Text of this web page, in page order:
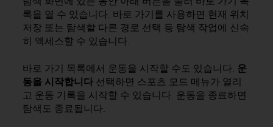
록을 열 수 있습니다. 바로 가기를 사용하면 현재 위치
저장 또는 탐색할 다른 경로 선택 등 탐색 작업에 신속
히 액세스할 수 있습니다.
바로 가기 목록에서 운동을 시작할 수도 있습니다. 운
동을 시작합니다 선택하면 스포츠 모드 메뉴가 열리
고 운동 기록을 시작할 수 있습니다. 운동을 종료하면
탐색도 종료됩니다.